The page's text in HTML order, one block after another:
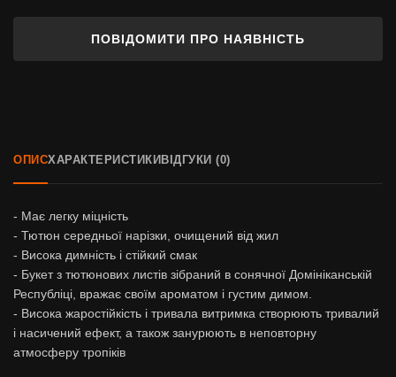
ПОВІДОМИТИ ПРО НАЯВНІСТЬ
ОПИСХАРАКТЕРИСТИКИ ВІДГУКИ (0)
- Має легку міцність
- Тютюн середньої нарізки, очищений від жил
- Висока димність і стійкий смак
- Букет з тютюнових листів зібраний в сонячної Домініканській
Республіці, вражає своїм ароматом і густим димом.
- Висока жаростійкість і тривала витримка створюють тривалий
і насичений ефект, а також занурюють в неповторну
атмосферу тропіків